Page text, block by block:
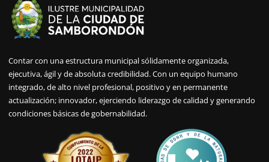
Contar con una estructura municipal sólidamente organizada,
ejecutiva, ágil y de absoluta credibilidad. Con un equipo humano
integrado, de alto nivel profesional, positivo y en permanente
actualización; innovador, ejerciendo liderazgo de calidad y generando
condiciones básicas de gobernabilidad.